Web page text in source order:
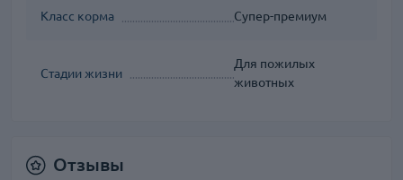
Класс корма Супер-премиум
Стадии жизни
Для пожилых
животных
Отзывы